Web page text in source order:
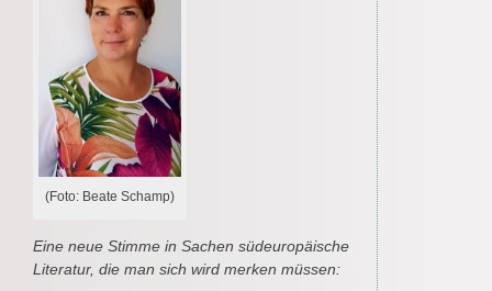
(Foto: Beate Schamp)
Eine neue Stimme in Sachen südeuropäische
Literatur, die man sich wird merken müssen: